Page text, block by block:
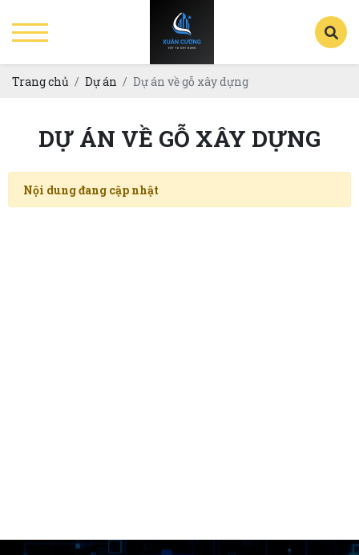
Trang chủ Dự án Dự án về gỗ xây dựng
DỰ ÁN VỀ GỖ XÂY DỰNG
Nội dung đang cập nhật